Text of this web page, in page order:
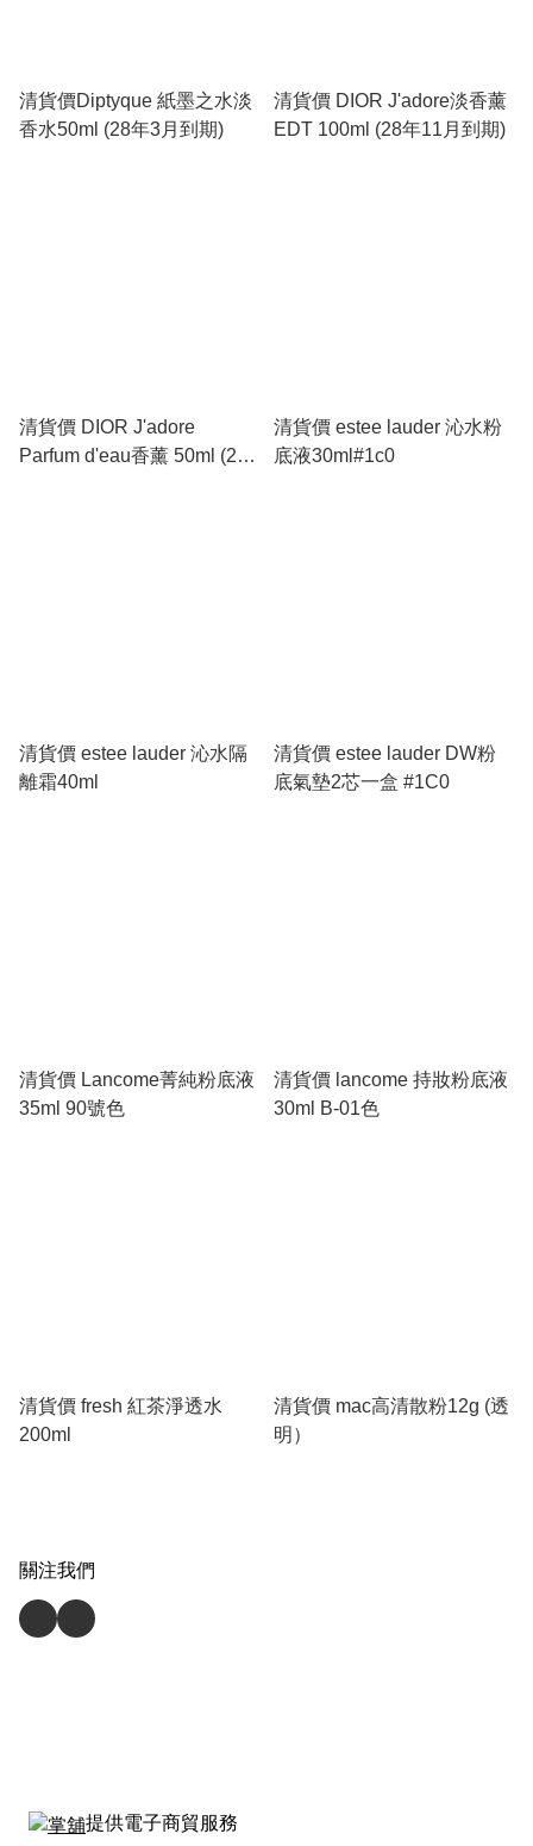
清貨價Diptyque 紙墨之水淡
香水50ml (28年3月到期)
清貨價 DIOR J'adore淡香薰
EDT 100ml (28年11月到期)
清貨價 DIOR J'adore
Parfum d'eau香薰 50ml (28
清貨價 estee lauder 沁水粉
底液30ml#1c0
清貨價 estee lauder 沁水隔
離霜40ml
清貨價 estee lauder DW粉
底氣墊2芯一盒 #1C0
清貨價 Lancome菁純粉底液
35ml 90號色
清貨價 lancome 持妝粉底液
30ml B-01色
清貨價 fresh 紅茶淨透水
200ml
清貨價 mac高清散粉12g (透
明）
關注我們
提供電子商貿服務